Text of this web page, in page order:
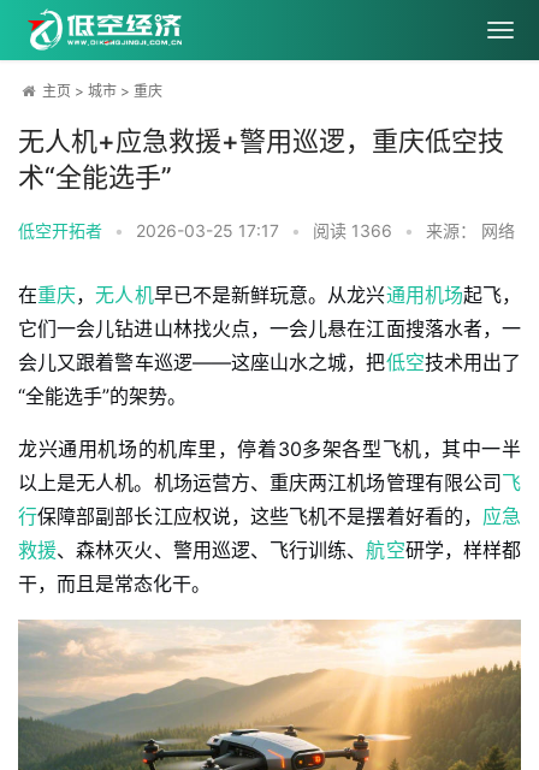
主页 > 城市 > 重庆
无人机+应急救援+警用巡逻，重庆低空技
术“全能选手”
低空开拓者 • 2026-03-25 17:17 • 阅读 1366 • 来源： 网络
在重庆，无人机早已不是新鲜玩意。从龙兴通用机场起飞，
它们一会儿钻进山林找火点，一会儿悬在江面搜落水者，一
会儿又跟着警车巡逻——这座山水之城，把低空技术用出了
“全能选手”的架势。
龙兴通用机场的机库里，停着30多架各型飞机，其中一半
以上是无人机。机场运营方、重庆两江机场管理有限公司 飞
行保障部副部长江应权说，这些飞机不是摆着好看的， 应急
救援、森林灭火、警用巡逻、飞行训练、航空研学，样样都
干，而且是常态化干。